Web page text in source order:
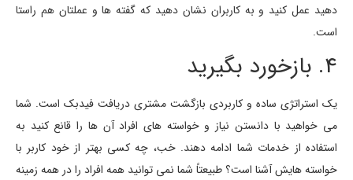
دهید عمل کنید و به کاربران نشان دهید که گفته ها و عملتان هم راستا
است.
4. بازخورد بگیرید
یک استراتژی ساده و کاربردی بازگشت مشتری دریافت فیدبک است. شما
می خواهید با دانستن نیاز و خواسته های افراد آن ها را قانع کنید به
استفاده از خدمات شما ادامه دهند. خب، چه کسی بهتر از خود کاربر با
خواسته هایش آشنا است؟ طبیعتاً شما نمی توانید همه افراد را در همه زمینه